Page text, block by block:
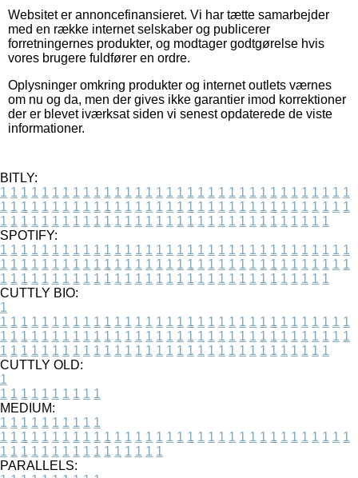
Websitet er annoncefinansieret. Vi har tætte samarbejder
med en række internet selskaber og publicerer
forretningernes produkter, og modtager godtgørelse hvis
vores brugere fuldfører en ordre.
Oplysninger omkring produkter og internet outlets værnes
om nu og da, men der gives ikke garantier imod korrektioner
der er blevet iværksat siden vi senest opdaterede de viste
informationer.
BITLY:
1 1 1 1 1 1 1 1 1 1 1 1 1 1 1 1 1 1 1 1 1 1 1 1 1 1 1 1 1 1 1 1 1 1
1 1 1 1 1 1 1 1 1 1 1 1 1 1 1 1 1 1 1 1 1 1 1 1 1 1 1 1 1 1 1 1 1 1
1 1 1 1 1 1 1 1 1 1 1 1 1 1 1 1 1 1 1 1 1 1 1 1 1 1 1 1 1 1 1 1
SPOTIFY:
1 1 1 1 1 1 1 1 1 1 1 1 1 1 1 1 1 1 1 1 1 1 1 1 1 1 1 1 1 1 1 1 1 1
1 1 1 1 1 1 1 1 1 1 1 1 1 1 1 1 1 1 1 1 1 1 1 1 1 1 1 1 1 1 1 1 1 1
1 1 1 1 1 1 1 1 1 1 1 1 1 1 1 1 1 1 1 1 1 1 1 1 1 1 1 1 1 1 1 1
CUTTLY BIO:
1
1 1 1 1 1 1 1 1 1 1 1 1 1 1 1 1 1 1 1 1 1 1 1 1 1 1 1 1 1 1 1 1 1 1
1 1 1 1 1 1 1 1 1 1 1 1 1 1 1 1 1 1 1 1 1 1 1 1 1 1 1 1 1 1 1 1 1 1
1 1 1 1 1 1 1 1 1 1 1 1 1 1 1 1 1 1 1 1 1 1 1 1 1 1 1 1 1 1 1 1
CUTTLY OLD:
1
1 1 1 1 1 1 1 1 1 1
MEDIUM:
1 1 1 1 1 1 1 1 1 1
1 1 1 1 1 1 1 1 1 1 1 1 1 1 1 1 1 1 1 1 1 1 1 1 1 1 1 1 1 1 1 1 1 1
1 1 1 1 1 1 1 1 1 1 1 1 1 1 1 1
PARALLELS: